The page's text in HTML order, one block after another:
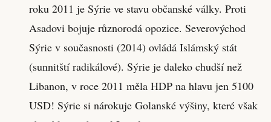
roku 2011 je Sýrie ve stavu občanské války. Proti
Asadovi bojuje různorodá opozice. Severovýchod
Sýrie v současnosti (2014) ovládá Islámský stát
(sunnitští radikálové). Sýrie je daleko chudší než
Libanon, v roce 2011 měla HDP na hlavu jen 5100
USD! Sýrie si nárokuje Golanské výšiny, které však